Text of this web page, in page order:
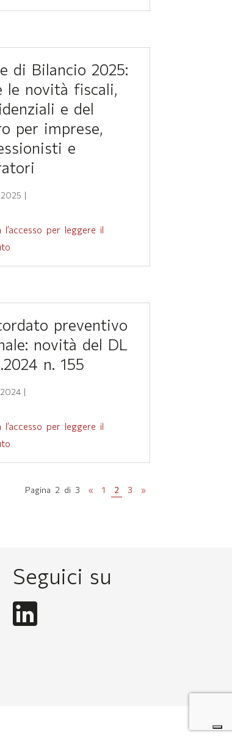
di Bilancio 2025:
le novità fiscali,
e del
per imprese,
e
|
l’accesso per leggere il
preventivo
novità del DL
n. 155
|
l’accesso per leggere il
Pagina 2 di 3 « 1 2 3 »
Seguici su